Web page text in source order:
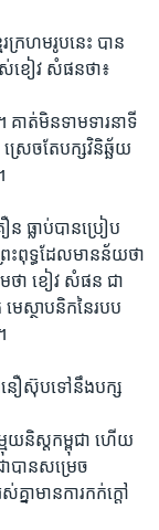
ក្រហម​រូប​នេះ​ បាន​
ខៀវ សំផន​ថា៖
ាត់​មិន​ទាមទារ​នាទី​
រេច​តែ​បក្ស​វិនិឆ្ឆ័យ​
ធ្លាប់​បាន​ប្រៀប​
ះពុទ្ធ​ដែល​មាន​ន័យ​ថា​
ម​ថា​ ខៀវ សំផន ​ជា​
ស្ថាបនិក​នៃ​របប​
ឿ​ស៊ុប​ទៅ​នឹង​បក្ស​
យនិស្ត​កម្ពុជា ​ហើយ​
បាន​សម្រេច​
នា​មាន​ការកក់ក្តៅ​